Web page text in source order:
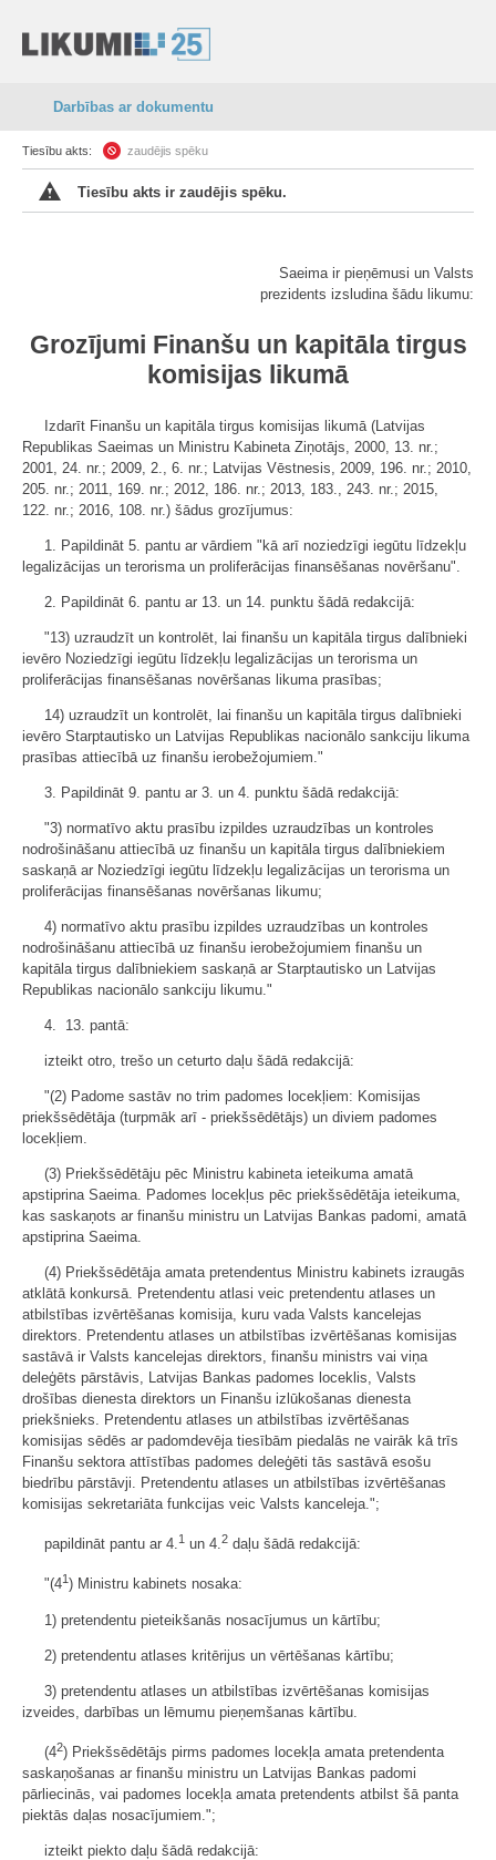
Darbības ar dokumentu
Tiesību akts: zaudējis spēku
Tiesību akts ir zaudējis spēku.
Saeima ir pieņēmusi un Valsts
prezidents izsludina šādu likumu:
Grozījumi Finanšu un kapitāla tirgus
komisijas likumā
Izdarīt Finanšu un kapitāla tirgus komisijas likumā (Latvijas
Republikas Saeimas un Ministru Kabineta Ziņotājs, 2000, 13. nr.;
2001, 24. nr.; 2009, 2., 6. nr.; Latvijas Vēstnesis, 2009, 196. nr.; 2010,
205. nr.; 2011, 169. nr.; 2012, 186. nr.; 2013, 183., 243. nr.; 2015,
122. nr.; 2016, 108. nr.) šādus grozījumus:
1. Papildināt 5. pantu ar vārdiem "kā arī noziedzīgi iegūtu līdzekļu
legalizācijas un terorisma un proliferācijas finansēšanas novēršanu".
2. Papildināt 6. pantu ar 13. un 14. punktu šādā redakcijā:
"13) uzraudzīt un kontrolēt, lai finanšu un kapitāla tirgus dalībnieki
ievēro Noziedzīgi iegūtu līdzekļu legalizācijas un terorisma un
proliferācijas finansēšanas novēršanas likuma prasības;
14) uzraudzīt un kontrolēt, lai finanšu un kapitāla tirgus dalībnieki
ievēro Starptautisko un Latvijas Republikas nacionālo sankciju likuma
prasības attiecībā uz finanšu ierobežojumiem."
3. Papildināt 9. pantu ar 3. un 4. punktu šādā redakcijā:
"3) normatīvo aktu prasību izpildes uzraudzības un kontroles
nodrošināšanu attiecībā uz finanšu un kapitāla tirgus dalībniekiem
saskaņā ar Noziedzīgi iegūtu līdzekļu legalizācijas un terorisma un
proliferācijas finansēšanas novēršanas likumu;
4) normatīvo aktu prasību izpildes uzraudzības un kontroles
nodrošināšanu attiecībā uz finanšu ierobežojumiem finanšu un
kapitāla tirgus dalībniekiem saskaņā ar Starptautisko un Latvijas
Republikas nacionālo sankciju likumu."
4. 13. pantā:
izteikt otro, trešo un ceturto daļu šādā redakcijā:
"(2) Padome sastāv no trim padomes locekļiem: Komisijas
priekšsēdētāja (turpmāk arī - priekšsēdētājs) un diviem padomes
locekļiem.
(3) Priekšsēdētāju pēc Ministru kabineta ieteikuma amatā
apstiprina Saeima. Padomes locekļus pēc priekšsēdētāja ieteikuma,
kas saskaņots ar finanšu ministru un Latvijas Bankas padomi, amatā
apstiprina Saeima.
(4) Priekšsēdētāja amata pretendentus Ministru kabinets izraugās
atklātā konkursā. Pretendentu atlasi veic pretendentu atlases un
atbilstības izvērtēšanas komisija, kuru vada Valsts kancelejas
direktors. Pretendentu atlases un atbilstības izvērtēšanas komisijas
sastāvā ir Valsts kancelejas direktors, finanšu ministrs vai viņa
deleģēts pārstāvis, Latvijas Bankas padomes loceklis, Valsts
drošības dienesta direktors un Finanšu izlūkošanas dienesta
priekšnieks. Pretendentu atlases un atbilstības izvērtēšanas
komisijas sēdēs ar padomdevēja tiesībām piedalās ne vairāk kā trīs
Finanšu sektora attīstības padomes deleģēti tās sastāvā esošu
biedrību pārstāvji. Pretendentu atlases un atbilstības izvērtēšanas
komisijas sekretariāta funkcijas veic Valsts kanceleja.";
papildināt pantu ar 4.1 un 4.2 daļu šādā redakcijā:
"(41 ) Ministru kabinets nosaka:
1) pretendentu pieteikšanās nosacījumus un kārtību;
2) pretendentu atlases kritērijus un vērtēšanas kārtību;
3) pretendentu atlases un atbilstības izvērtēšanas komisijas
izveides, darbības un lēmumu pieņemšanas kārtību.
(42) Priekšsēdētājs pirms padomes locekļa amata pretendenta
saskaņošanas ar finanšu ministru un Latvijas Bankas padomi
pārliecinās, vai padomes locekļa amata pretendents atbilst šā panta
piektās daļas nosacījumiem.";
izteikt piekto daļu šādā redakcijā: